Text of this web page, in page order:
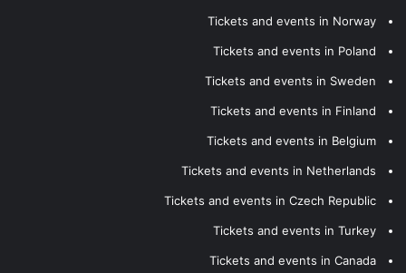
Tickets and events in Norway
Tickets and events in Poland
Tickets and events in Sweden
Tickets and events in Finland
Tickets and events in Belgium
Tickets and events in Netherlands
Tickets and events in Czech Republic
Tickets and events in Turkey
Tickets and events in Canada